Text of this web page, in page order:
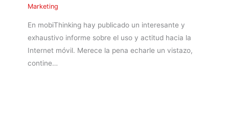
Marketing
En mobiThinking hay publicado un interesante y
exhaustivo informe sobre el uso y actitud hacia la
Internet móvil. Merece la pena echarle un vistazo,
contine…